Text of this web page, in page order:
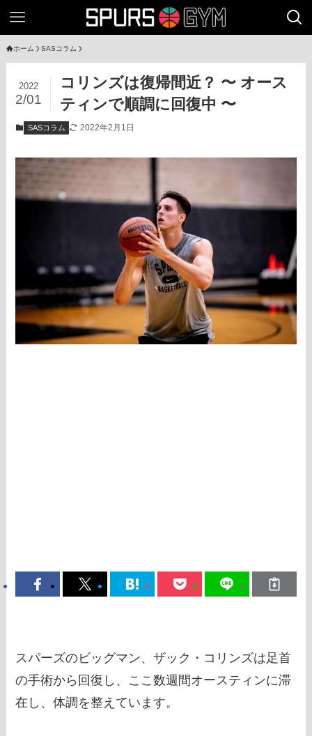
ホーム SASコラム
コリンズは復帰間近？ 〜 オース
ティンで順調に回復中 〜
2022
2/01
SASコラム 2022年2月1日
スパーズのビッグマン、ザック・コリンズは足首
の手術から回復し、ここ数週間オースティンに滞
在し、体調を整えています。